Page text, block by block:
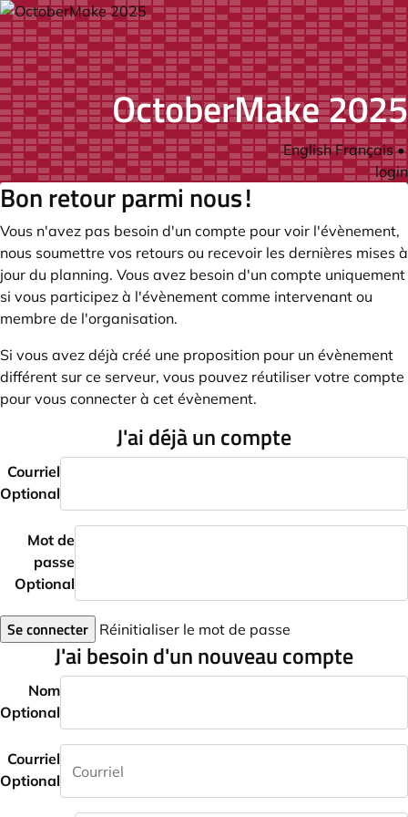
OctoberMake 2025
English Français•
login
Bon retour parmi nous !
Vous n'avez pas besoin d'un compte pour voir l'évènement,
nous soumettre vos retours ou recevoir les dernières mises à
jour du planning. Vous avez besoin d'un compte uniquement
si vous participez à l'évènement comme intervenant ou
membre de l'organisation.
Si vous avez déjà créé une proposition pour un évènement
différent sur ce serveur, vous pouvez réutiliser votre compte
pour vous connecter à cet évènement.
J'ai déjà un compte
Courriel
Optional
Mot de
passe
Optional
Se connecter Réinitialiser le mot de passe
J'ai besoin d'un nouveau compte
Nom
Optional
Courriel
Optional